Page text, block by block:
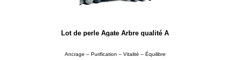
Lot de perle Agate Arbre qualité A
Ancrage – Purification – Vitalité – Équilibre